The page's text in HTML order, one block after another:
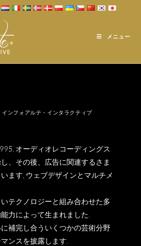
メニュー
について
インフォアルテ・インタラクティブ
オーディオレコーディングス
、その後、広告に関連するさま
ます, ウェブデザインとマルチメ
テクノロジーと組み合わせた多
力によって生まれました.
補完し合ういくつかの芸術分野
ンスを披露します.